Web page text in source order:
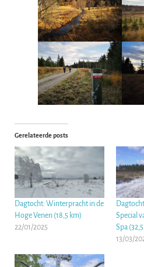
Gerelateerde posts
Dagtocht: Winterpracht in de
Hoge Venen (18,5 km)
22/01/2025
Special
Spa
13/03/